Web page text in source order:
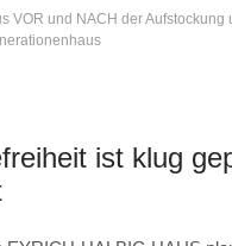
VOR und NACH der Aufstockung
ist klug